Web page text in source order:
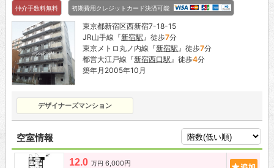
仲介手数料無料 初期費用クレジットカード決済可能
東京都新宿区西新宿7-18-15
JR山手線『新宿駅』徒歩7分
東京メトロ丸ノ内線『新宿駅』徒歩7分
都営大江戸線『新宿西口駅』徒歩4分
築年月2005年10月
デザイナーズマンション
空室情報
12.0 万円 6,000円